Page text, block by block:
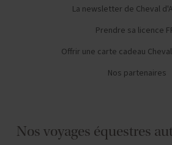
La newsletter de Cheval
Prendre sa licence
Offrir une carte cadeau
Nos partenaires
Nos voyages équestres